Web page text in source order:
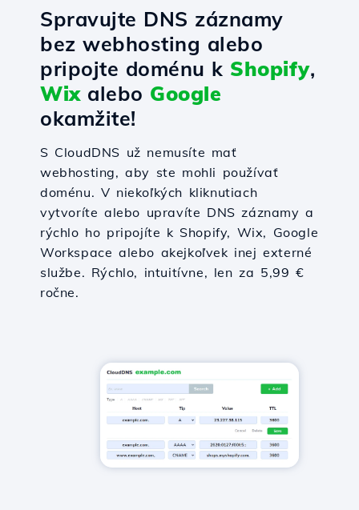
Spravujte DNS záznamy
bez webhosting alebo
pripojte doménu k Shopify,
Wixalebo Google
okamžite!
S CloudDNS už nemusíte mať
webhosting, aby ste mohli používať
doménu. V niekoľkých kliknutiach
vytvoríte alebo upravíte DNS záznamy a
rýchlo ho pripojíte k Shopify, Wix, Google
Workspace alebo akejkoľvek inej externé
službe. Rýchlo, intuitívne, len za 5,99 €
ročne.